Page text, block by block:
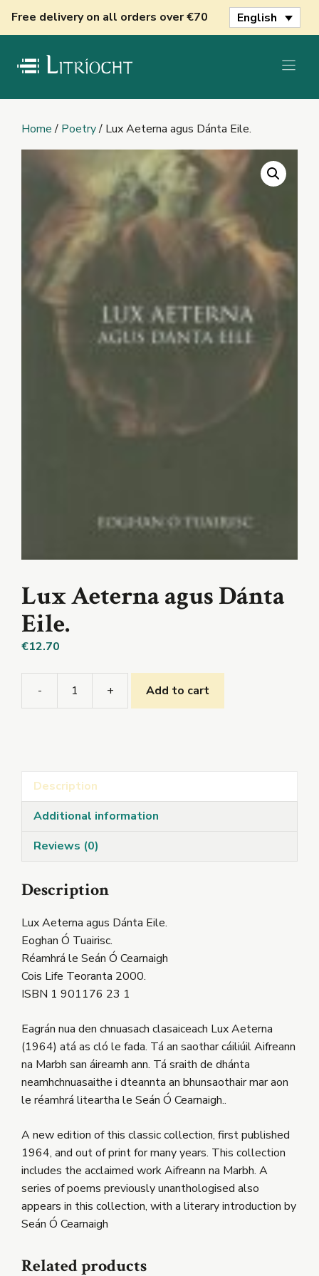
Free delivery on all orders over €70 English
Home/ Poetry/ Lux Aeterna agus Dánta Eile.
Lux Aeterna agus Dánta
Eile.
€12.70
- + Add to cart
Description
Additional information
Reviews (0)
Description
Lux Aeterna agus Dánta Eile.
Eoghan Ó Tuairisc.
Réamhrá le Seán Ó Cearnaigh
Cois Life Teoranta 2000.
ISBN 1 901176 23 1
Eagrán nua den chnuasach clasaiceach Lux Aeterna
(1964) atá as cló le fada. Tá an saothar cáiliúil Aifreann
na Marbh san áireamh ann. Tá sraith de dhánta
neamhchnuasaithe i dteannta an bhunsaothair mar aon
le réamhrá liteartha le Seán Ó Cearnaigh..
A new edition of this classic collection, first published
1964, and out of print for many years. This collection
includes the acclaimed work Aifreann na Marbh. A
series of poems previously unanthologised also
appears in this collection, with a literary introduction by
Seán Ó Cearnaigh
Related products